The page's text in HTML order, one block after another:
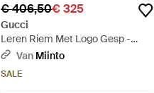
€ 406,50€ 325
Gucci
Leren Riem Met Logo Gesp -
BruinVan Miinto
SALE